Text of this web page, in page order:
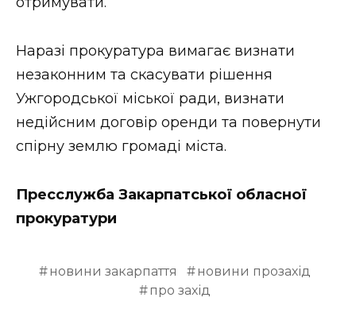
Наразі прокуратура вимагає визнати
незаконним та скасувати рішення
Ужгородської міської ради, визнати
недійсним договір оренди та повернути
спірну землю громаді міста.
Пресслужба Закарпатської обласної
прокуратури
новини закарпаття
новини прозахід
про захід